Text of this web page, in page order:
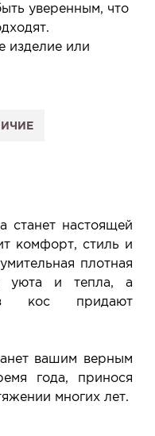
уверенным, что
изделие или
салон и
и выберите салон.
заявку.
не обязывает: Вы
месте решаете,
Вас время -
станет настоящей
комфорт, стиль и
плотная
уюта и тепла, а
кос придают
вашим верным
года, принося
многих лет.